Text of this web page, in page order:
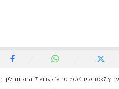
ערוץ 7 מבזקים סמוטריץ' לערוץ 7: החל תהליך בחירת רב בבית אל וקריית ארבע